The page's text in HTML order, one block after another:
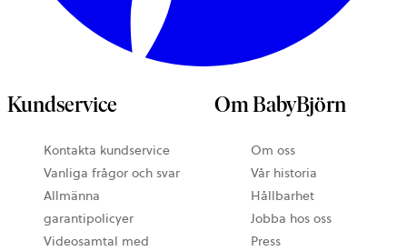
Kundservice
Kontakta kundservice
Vanliga frågor och svar
Allmänna
garantipolicyer
Videosamtal med
Om BabyBjörn
Om oss
Vår historia
Hållbarhet
Jobba hos oss
Press